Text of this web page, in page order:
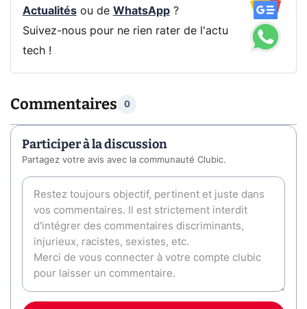
Actualitésou de WhatsApp?
Suivez-nous pour ne rien rater de l'actu
tech !
Commentaires 0
Participer à la discussion
Partagez votre avis avec la communauté Clubic.